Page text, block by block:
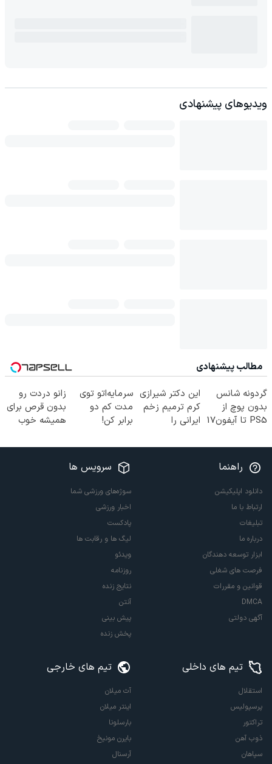
ویدیوهای پیشنهادی
مطالب پیشنهادی
گردونه شانس
بدون پوچ از
PS5 تا آیفون17
این دکتر شیرازی
کرم ترمیم زخم
ایرانی را
سرمایه‌اتو توی
مدت کم دو
برابر کن!
زاگرس)🔥
زانو دردت رو
بدون قرص برای
همیشه خوب
پرسش‌نامه)
راهنما
دانلود اپلیکیشن
ارتباط با ما
تبلیغات
درباره ما
ابزار توسعه دهندگان
فرصت های شغلی
قوانین و مقررات
DMCA
آگهی دولتی
سرویس ها
سوژه‌های ورزشی شما
اخبار ورزشی
پادکست
لیگ ها و رقابت ها
ویدئو
روزنامه
نتایج زنده
آنتن
پیش بینی
پخش زنده
تیم های داخلی
استقلال
پرسپولیس
تراکتور
ذوب آهن
سپاهان
تیم های خارجی
آث میلان
اینتر میلان
بارسلونا
بایرن مونیخ
آرسنال